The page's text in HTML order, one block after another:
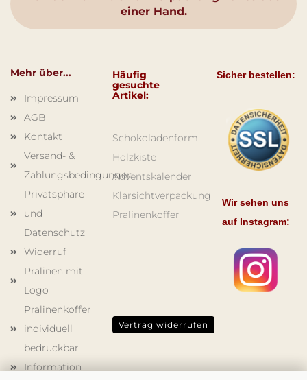
einer Hand.
Mehr über...
Impressum
AGB
Kontakt
Versand- &
Zahlungsbedingungen
Privatsphäre
und
Datenschutz
Widerruf
Pralinen mit
Logo
Pralinenkoffer
individuell
bedruckbar
Information
Häufig
gesuchte
Artikel:
Schokoladenform
Holzkiste
Adventskalender
Klarsichtverpackung
Pralinenkoffer
Sicher bestellen:
Wir sehen uns
auf Instagram:
Vertrag widerrufen